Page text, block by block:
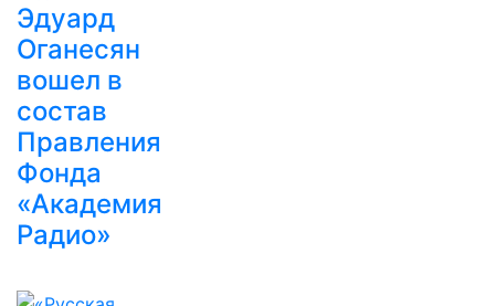
Эдуард
Оганесян
вошел в
состав
Правления
Фонда
«Академия
Радио»